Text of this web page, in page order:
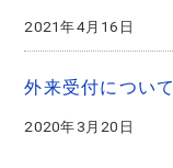
2021年4月16日
外来受付について
2020年3月20日